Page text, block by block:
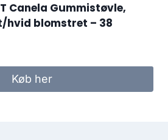
Canela Gummistøvle,
hvid blomstret – 38
Køb her